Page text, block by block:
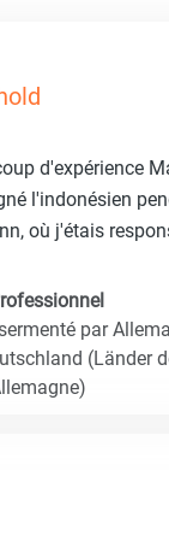
d'expérience
l'indonésien
où j'étais
par
(Länder